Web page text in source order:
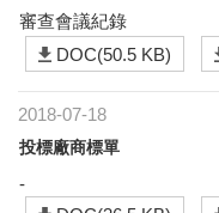
審查會議紀錄
DOC(50.5 KB)
2018-07-18
投標廠商標單
-